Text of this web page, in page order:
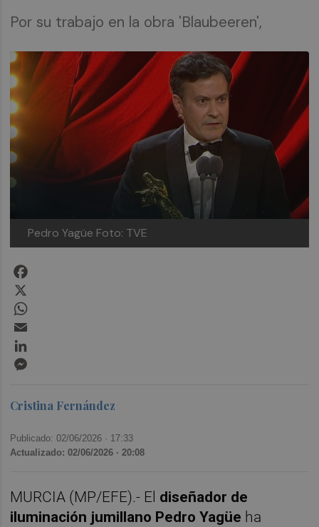
Por su trabajo en la obra 'Blaubeeren',
Pedro Yagüe Foto: TVE
Cristina Fernández
Publicado: 02/06/2026 · 17:33
Actualizado: 02/06/2026 · 20:08
MURCIA (MP/EFE).- El diseñador de
iluminación jumillano Pedro Yagüe ha